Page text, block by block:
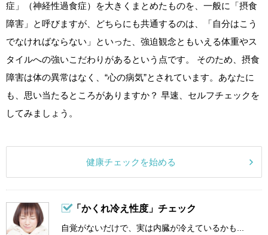
症」（神経性過食症）を大きくまとめたものを、一般に「摂食
障害」と呼びますが、どちらにも共通するのは、「自分はこう
でなければならない」といった、強迫観念ともいえる体重やス
タイルへの強いこだわりがあるという点です。 そのため、摂食
障害は体の異常はなく、“心の病気”とされています。あなたに
も、思い当たるところがありますか？ 早速、セルフチェックを
してみましょう。
健康チェックを始める
「かくれ冷え性度」チェック
自覚がないだけで、実は内臓が冷えているかも...